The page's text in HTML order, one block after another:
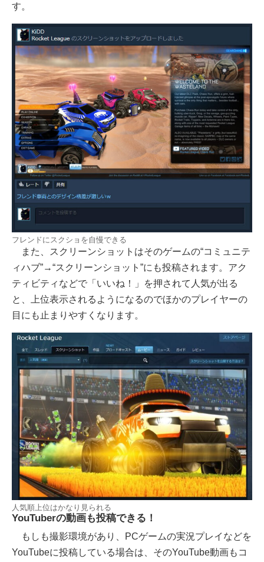
す。
フレンドにスクショを自慢できる
また、スクリーンショットはそのゲームの“コミュニテ
ィハブ”→“スクリーンショット”にも投稿されます。アク
ティビティなどで「いいね！」を押されて人気が出る
と、上位表示されるようになるのでほかのプレイヤーの
目にも止まりやすくなります。
人気順上位はかなり見られる
YouTuberの動画も投稿できる！
もしも撮影環境があり、PCゲームの実況プレイなどを
YouTubeに投稿している場合は、そのYouTube動画もコ